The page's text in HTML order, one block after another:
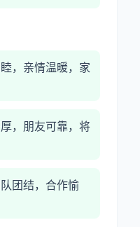
，亲情温暖，家
，朋友可靠，将
团结，合作愉